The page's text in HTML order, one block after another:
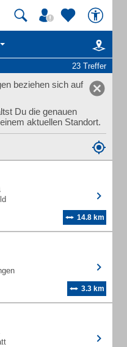
23 Treffer
beziehen sich auf
Du die genauen
aktuellen Standort.
14.8 km
3.3 km